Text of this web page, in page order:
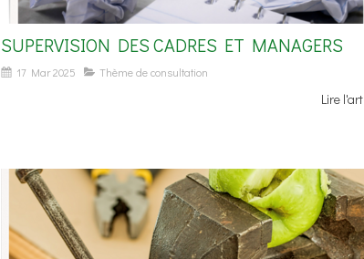
SUPERVISION DES CADRES ET MANAGERS
17 Mar 2025 Thème de consultation
Lire